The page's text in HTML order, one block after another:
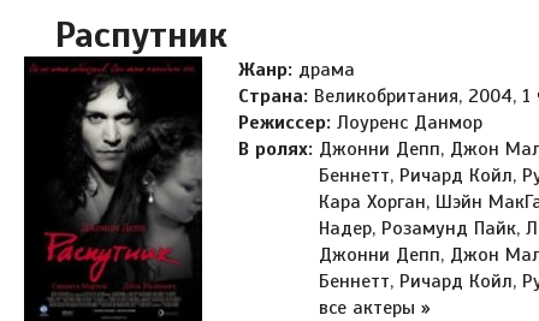
Распутник
Жанр: драма
Страна: Великобритания, 2004,
Режиссер: Лоуренс Данмор
В ролях: Джонни Депп, Джон
Беннетт, Ричард Койл,
Кара Хорган, Шэйн
Надер, Розамунд Пайк,
Джонни Депп, Джон
Беннетт, Ричард Койл,
все актеры »